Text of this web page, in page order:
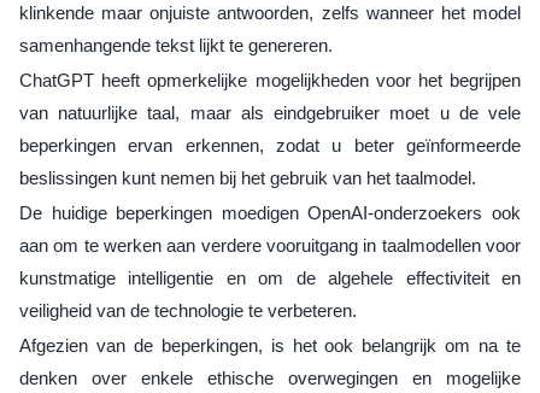
klinkende maar onjuiste antwoorden, zelfs wanneer het model
samenhangende tekst lijkt te genereren.
ChatGPT heeft opmerkelijke mogelijkheden voor het begrijpen
van natuurlijke taal, maar als eindgebruiker moet u de vele
beperkingen ervan erkennen, zodat u beter geïnformeerde
beslissingen kunt nemen bij het gebruik van het taalmodel.
De huidige beperkingen moedigen OpenAI-onderzoekers ook
aan om te werken aan verdere vooruitgang in taalmodellen voor
kunstmatige intelligentie en om de algehele effectiviteit en
veiligheid van de technologie te verbeteren.
Afgezien van de beperkingen, is het ook belangrijk om na te
denken over enkele ethische overwegingen en mogelijke